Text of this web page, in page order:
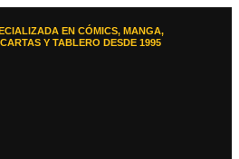
EN CÓMICS, MANGA,
Y TABLERO DESDE 1995